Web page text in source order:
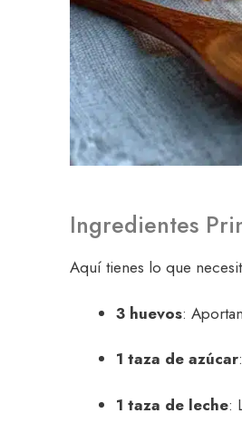
Ingredientes
Aquí tienes lo que
3 huevos:
1 taza de azúcar
1 taza de leche: